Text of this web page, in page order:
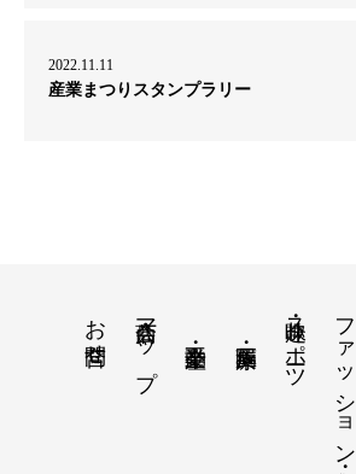
2022.11.11
産業まつりスタンプラリー
ファッション・美容
趣味・スポーツ
商店会マップ
お問合せ